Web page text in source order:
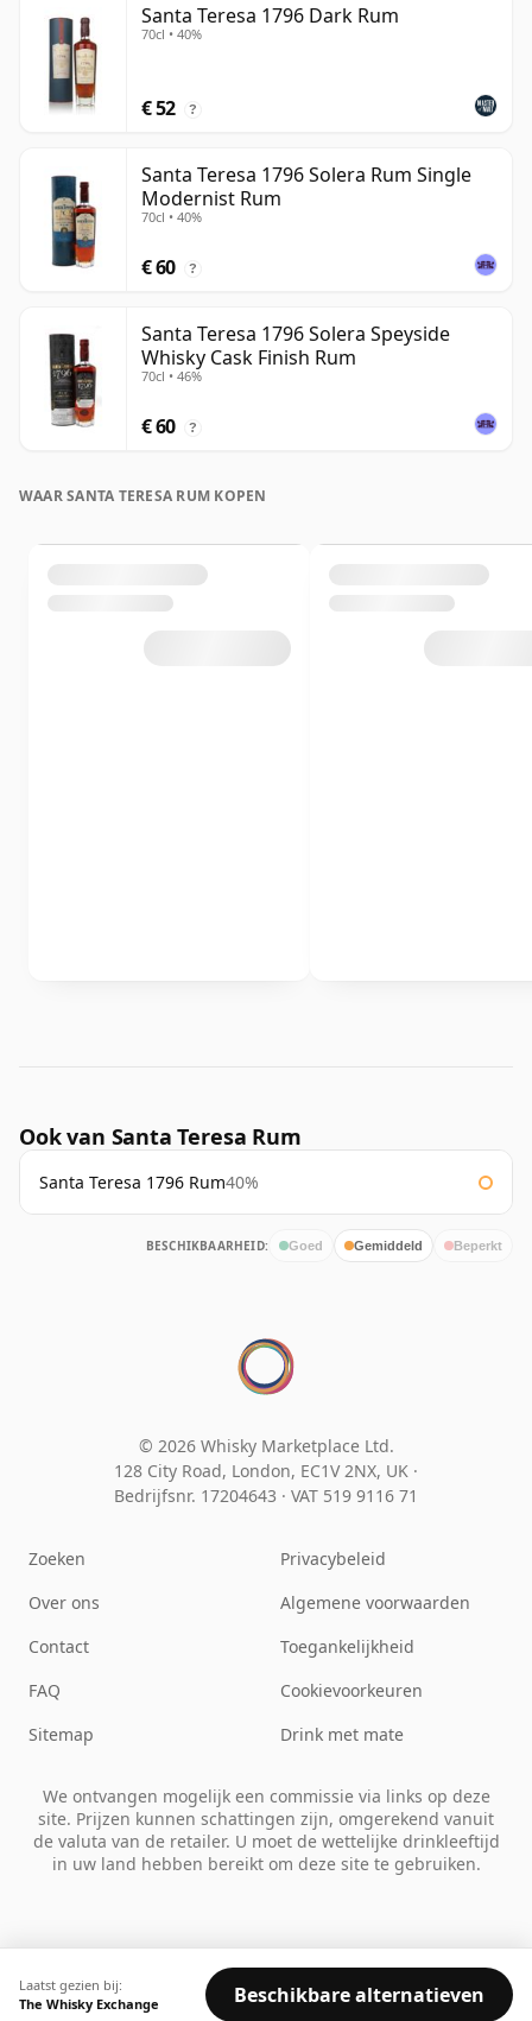
Santa Teresa 1796 Dark Rum
70cl • 40%
€ 52 ?
Santa Teresa 1796 Solera Rum Single
Modernist Rum
70cl • 40%
€ 60 ?
Santa Teresa 1796 Solera Speyside
Whisky Cask Finish Rum
70cl • 46%
€ 60 ?
WAAR SANTA TERESA RUM KOPEN
Ook van Santa Teresa Rum
Santa Teresa 1796 Rum40%
BESCHIKBAARHEID: Goed Gemiddeld Beperkt
Laatst gezien bij:
The Whisky Exchange
Beschikbare alternatieven
© 2026 Whisky Marketplace Ltd.
128 City Road, London, EC1V 2NX, UK ·
Bedrijfsnr. 17204643 · VAT 519 9116 71
Zoeken
Over ons
Contact
FAQ
Sitemap
Privacybeleid
Algemene voorwaarden
Toegankelijkheid
Cookievoorkeuren
Drink met mate
We ontvangen mogelijk een commissie via links op deze
site. Prijzen kunnen schattingen zijn, omgerekend vanuit
de valuta van de retailer. U moet de wettelijke drinkleeftijd
in uw land hebben bereikt om deze site te gebruiken.